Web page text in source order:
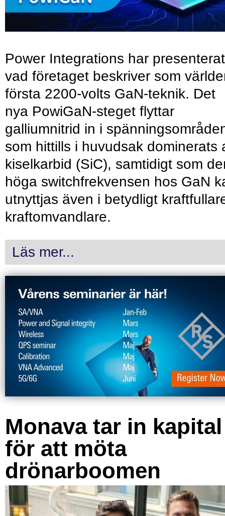
Power Integrations har presenterat
vad företaget beskriver som
första 2200-volts GaN-teknik. Det
nya PowiGaN-steget flyttar
galliumnitrid in i
som hittills i huvudsak dominerats
kiselkarbid (SiC), samtidigt som
höga switchfrekvensen hos GaN
utnyttjas även i betydligt
kraftomvandlare.
Läs mer...
Monava tar in kapital
för att möta
drönarboomen